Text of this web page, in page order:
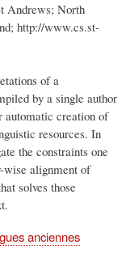
Andrews; North
http://www.cs.st-
of a
by a single author
automatic creation of
resources. In
the constraints one
wise alignment of
solves those
anciennes